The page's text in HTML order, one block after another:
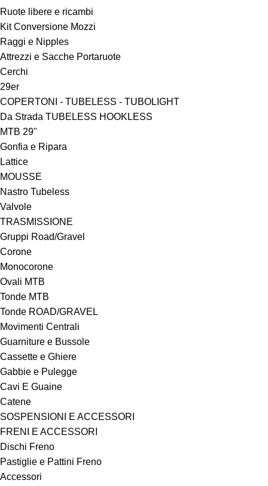
Ruote libere e ricambi
Kit Conversione Mozzi
Raggi e Nipples
Attrezzi e Sacche Portaruote
Cerchi
29er
COPERTONI - TUBELESS - TUBOLIGHT
Da Strada TUBELESS HOOKLESS
MTB 29"
Gonfia e Ripara
Lattice
MOUSSE
Nastro Tubeless
Valvole
TRASMISSIONE
Gruppi Road/Gravel
Corone
Monocorone
Ovali MTB
Tonde MTB
Tonde ROAD/GRAVEL
Movimenti Centrali
Guarniture e Bussole
Cassette e Ghiere
Gabbie e Pulegge
Cavi E Guaine
Catene
SOSPENSIONI E ACCESSORI
FRENI E ACCESSORI
Dischi Freno
Pastiglie e Pattini Freno
Accessori